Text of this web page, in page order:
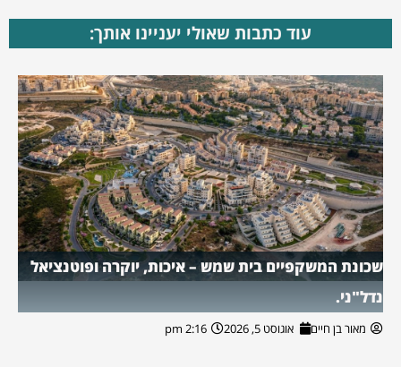
עוד כתבות שאולי יעניינו אותך:
שכונת המשקפיים בית שמש – איכות, יוקרה ופוטנציאל
נדל"ני.
מאור בן חיים אוגוסט 5, 2026 2:16 pm